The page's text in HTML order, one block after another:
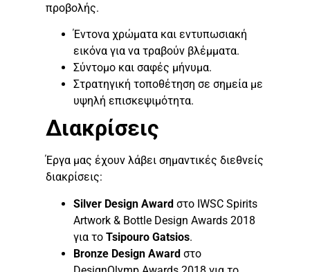
προβολής.
Έντονα χρώματα και εντυπωσιακή
εικόνα για να τραβούν βλέμματα.
Σύντομο και σαφές μήνυμα.
Στρατηγική τοποθέτηση σε σημεία με
υψηλή επισκεψιμότητα.
Διακρίσεις
Έργα μας έχουν λάβει σημαντικές διεθνείς
διακρίσεις:
Silver Design Award στο IWSC Spirits
Artwork & Bottle Design Awards 2018
για το Tsipouro Gatsios.
Bronze Design Award στο